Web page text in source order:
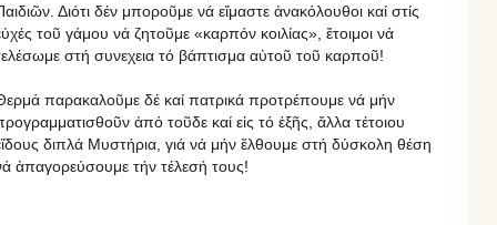
Διότι δέν μποροῦμε νά εἴμαστε ἀνακόλουθοι καί στίς
τοῦ γάμου νά ζητοῦμε «καρπόν κοιλίας», ἔτοιμοι νά
στή συνεχεια τό βάπτισμα αὐτοῦ τοῦ καρποῦ!
παρακαλοῦμε δέ καί πατρικά προτρέπουμε νά μήν
ἀπό τοῦδε καί εἰς τό ἐξῆς, ἄλλα τέτοιου
διπλά Μυστήρια, γιά νά μήν ἔλθουμε στή δύσκολη θέση
ἀπαγορεύσουμε τήν τέλεσή τους!